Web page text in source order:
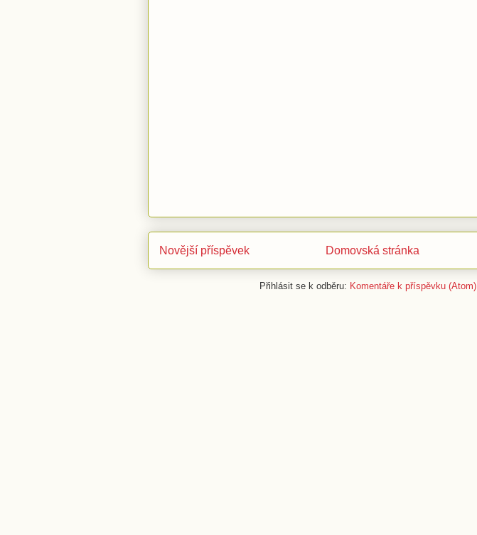
Novější příspěvek Domovská stránka
Přihlásit se k odběru: Komentáře k příspěvku (Atom)